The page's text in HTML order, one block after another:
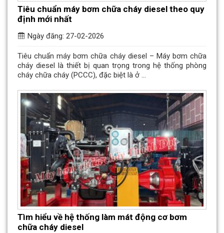
Tiêu chuẩn máy bơm chữa cháy diesel theo quy
định mới nhất
Ngày đăng: 27-02-2026
Tiêu chuẩn máy bơm chữa cháy diesel – Máy bơm chữa
cháy diesel là thiết bị quan trọng trong hệ thống phòng
cháy chữa cháy (PCCC), đặc biệt là ở ...
Tìm hiểu về hệ thống làm mát động cơ bơm
chữa cháy diesel